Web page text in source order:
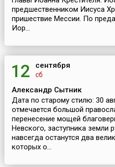
предшественником Иисуса
пришествие Мессии. По
Иор...
12 сентября
сб
Александр Сытник
Дата по старому стилю: 30
отмечается большой
перенесение мощей
Невского, заступника земли
навсегда останутся два
которых о...